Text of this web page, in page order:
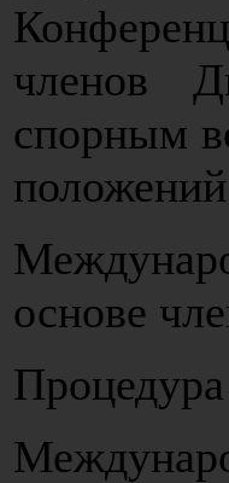
членов
спорным
основе
Процедура